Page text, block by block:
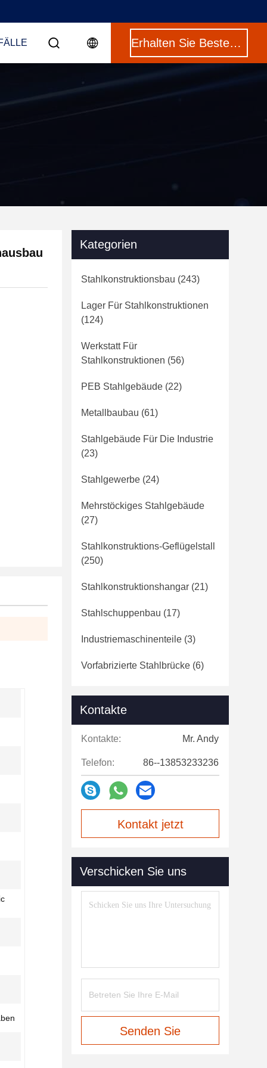
Erhalten Sie Besten Preis
Kategorien
Stahlkonstruktionsbau (243)
Lager Für Stahlkonstruktionen
(124)
Werkstatt Für
Stahlkonstruktionen (56)
PEB Stahlgebäude (22)
Metallbaubau (61)
Stahlgebäude Für Die Industrie
(23)
Stahlgewerbe (24)
Mehrstöckiges Stahlgebäude
(27)
Stahlkonstruktions-Geflügelstall
(250)
Stahlkonstruktionshangar (21)
Stahlschuppenbau (17)
Industriemaschinenteile (3)
Vorfabrizierte Stahlbrücke (6)
Kontakte
Kontakte: Mr. Andy
Telefon: 86--13853233236
Kontakt jetzt
Verschicken Sie uns
Senden Sie